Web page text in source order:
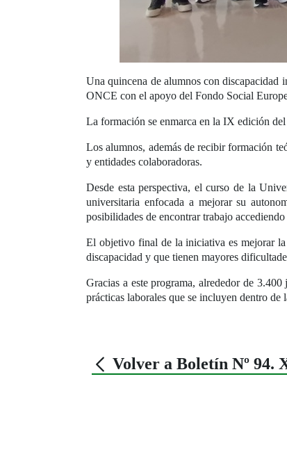
Una quincena de alumnos con discapacidad
ONCE con el apoyo del Fondo Social
La formación se enmarca en la IX edición
Los alumnos, además de recibir formación
y entidades colaboradoras.
Desde esta perspectiva, el curso de la
universitaria enfocada a mejorar su
posibilidades de encontrar trabajo
El objetivo final de la iniciativa es mejorar
discapacidad y que tienen mayores
Gracias a este programa, alrededor de
prácticas laborales que se incluyen dentro
Volver a Boletín Nº 94.